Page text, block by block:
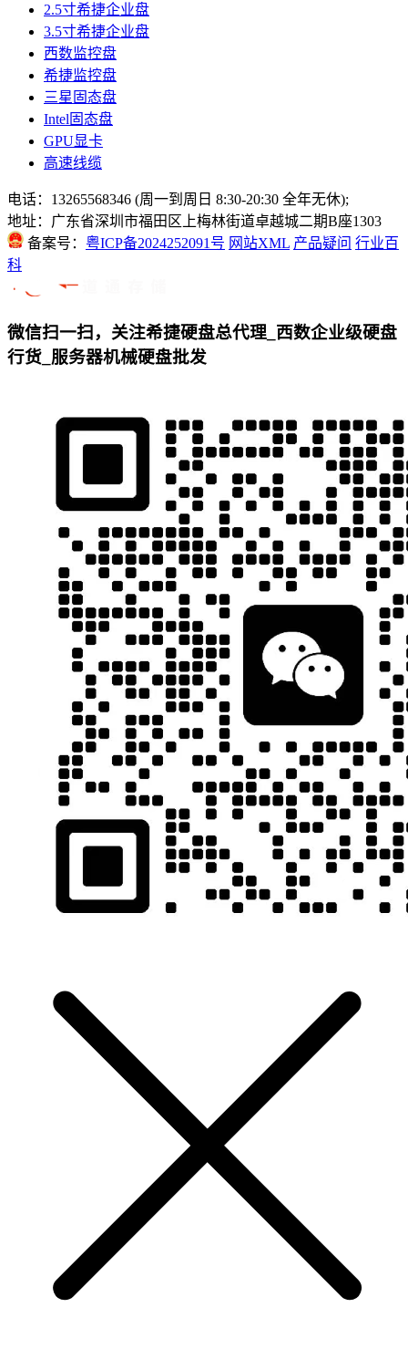
2.5寸希捷企业盘
3.5寸希捷企业盘
西数监控盘
希捷监控盘
三星固态盘
Intel固态盘
GPU显卡
高速线缆
电话：13265568346 (周一到周日 8:30-20:30 全年无休);
地址：广东省深圳市福田区上梅林街道卓越城二期B座1303
备案号： 粤ICP备2024252091号 网站XML 产品疑问 行业百
科
微信扫一扫，关注希捷硬盘总代理_西数企业级硬盘
行货_服务器机械硬盘批发